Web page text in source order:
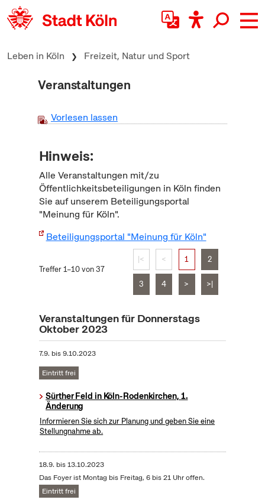
zum Inhalt springen
Leben in Köln Freizeit, Natur und Sport
Veranstaltungen
Vorlesen lassen
Hinweis:
Alle Veranstaltungen mit/zu
Öffentlichkeitsbeteiligungen in Köln finden
Sie auf unserem Beteiligungsportal
"Meinung für Köln".
Beteiligungsportal "Meinung für Köln"
Treffer 1–10 von 37
|< < 1 2
3 4 > >|
Veranstaltungen für Donnerstags
Oktober 2023
7.9. bis9.10.2023
Eintritt frei
Sürther Feld in Köln-Rodenkirchen, 1.
Änderung
Informieren Sie sich zur Planung und geben Sie eine
Stellungnahme ab.
18.9. bis13.10.2023
Das Foyer ist Montag bis Freitag, 6 bis 21 Uhr offen.
Eintritt frei